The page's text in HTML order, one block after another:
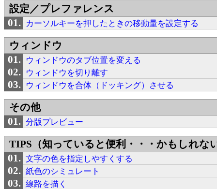
設定／プレファレンス
カーソルキーを押したときの移動量を設定する
ウィンドウ
ウィンドウのタブ位置を変える
ウィンドウを切り離す
ウィンドウを合体（ドッキング）させる
その他
分版プレビュー
TIPS（知っていると便利・・・かもしれな
文字の色を指定しやすくする
紙色のシミュレート
線路を描く